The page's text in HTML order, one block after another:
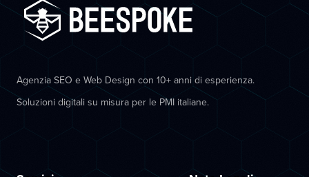
Agenzia SEO e Web Design con 10+ anni di esperienza.
Soluzioni digitali su misura per le PMI italiane.